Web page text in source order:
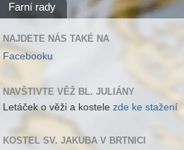
Farní rady
NAJDETE NÁS TAKÉ NA
Facebooku
NAVŠTIVTE VĚŽ BL. JULIÁNY
Letáček o věži a kostele zde ke stažení
KOSTEL SV. JAKUBA V BRTNICI